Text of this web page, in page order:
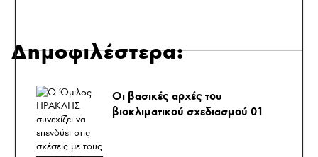
Δημοφιλέστερα:
Οι βασικές αρχές του
βιοκλιματικού σχεδιασμού 01